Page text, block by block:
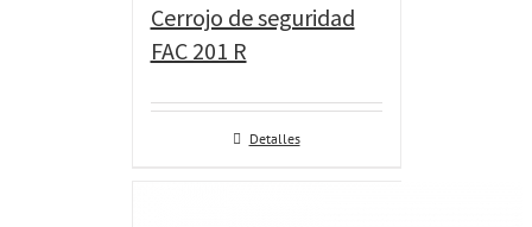
Cerrojo de seguridad
FAC 201 R
Detalles